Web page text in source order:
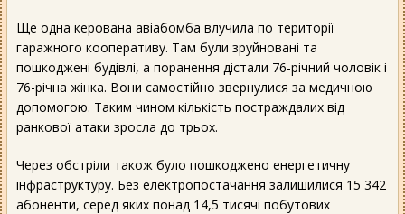
Ще одна керована авіабомба влучила по території
гаражного кооперативу. Там були зруйновані та
пошкоджені будівлі, а поранення дістали 76-річний чоловік і
76-річна жінка. Вони самостійно звернулися за медичною
допомогою. Таким чином кількість постраждалих від
ранкової атаки зросла до трьох.
Через обстріли також було пошкоджено енергетичну
інфраструктуру. Без електропостачання залишилися 15 342
абоненти, серед яких понад 14,5 тисячі побутових